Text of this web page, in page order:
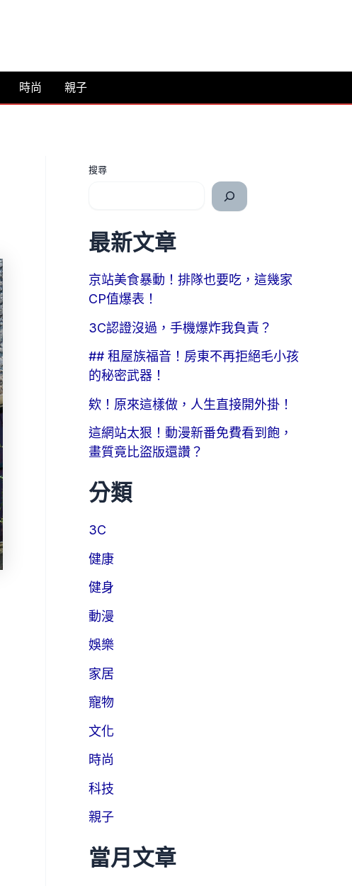
時尚 親子
搜尋
最新文章
京站美食暴動！排隊也要吃，這幾家
CP值爆表！
3C認證沒過，手機爆炸我負責？
## 租屋族福音！房東不再拒絕毛小孩
的秘密武器！
欸！原來這樣做，人生直接開外掛！
這網站太狠！動漫新番免費看到飽，
畫質竟比盜版還讚？
分類
3C
健康
健身
動漫
娛樂
家居
寵物
文化
時尚
科技
親子
當月文章